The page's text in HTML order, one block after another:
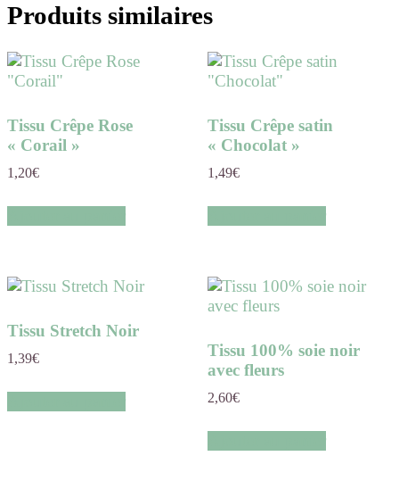
Produits similaires
Tissu Crêpe Rose
« Corail »
1,20€
Tissu Crêpe satin
« Chocolat »
1,49€
Tissu Stretch Noir
1,39€
Tissu 100% soie noir
avec fleurs
2,60€